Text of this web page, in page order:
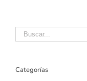
Buscar:
Categorías